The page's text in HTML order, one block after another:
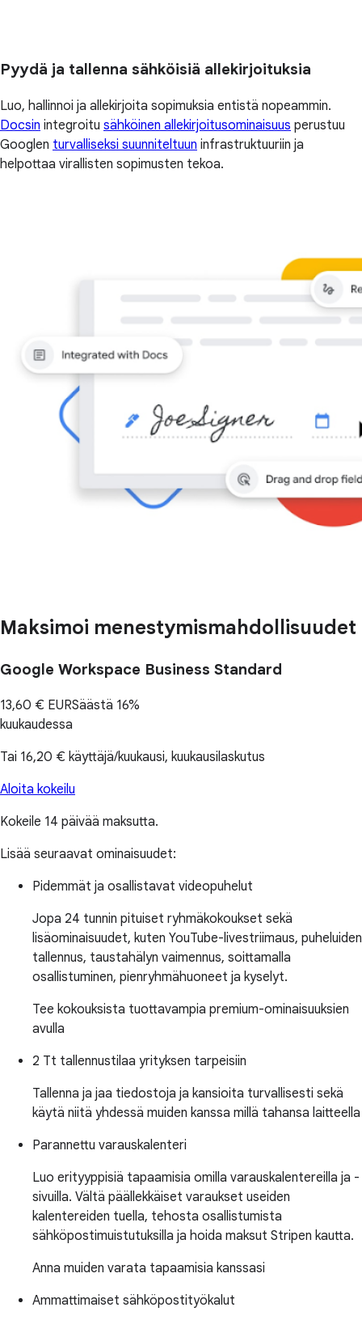
Pyydä ja tallenna sähköisiä allekirjoituksia
Luo, hallinnoi ja allekirjoita sopimuksia entistä nopeammin.
Docsin integroitu sähköinen allekirjoitusominaisuus perustuu
Googlen turvalliseksi suunniteltuun infrastruktuuriin ja
helpottaa virallisten sopimusten tekoa.
Maksimoi menestymismahdollisuudet
Google Workspace Business Standard
13,60 € EURSäästä 16%
kuukaudessa
Tai 16,20 € käyttäjä/kuukausi, kuukausilaskutus
Aloita kokeilu
Kokeile 14 päivää maksutta.
Lisää seuraavat ominaisuudet:
Pidemmät ja osallistavat videopuhelut
Jopa 24 tunnin pituiset ryhmäkokoukset sekä
lisäominaisuudet, kuten YouTube-livestriimaus, puheluiden
tallennus, taustahälyn vaimennus, soittamalla
osallistuminen, pienryhmähuoneet ja kyselyt.
Tee kokouksista tuottavampia premium-ominaisuuksien
avulla
2 Tt tallennustilaa yrityksen tarpeisiin
Tallenna ja jaa tiedostoja ja kansioita turvallisesti sekä
käytä niitä yhdessä muiden kanssa millä tahansa laitteella
Parannettu varauskalenteri
Luo erityyppisiä tapaamisia omilla varauskalentereilla ja -
sivuilla. Vältä päällekkäiset varaukset useiden
kalentereiden tuella, tehosta osallistumista
sähköpostimuistutuksilla ja hoida maksut Stripen kautta.
Anna muiden varata tapaamisia kanssasi
Ammattimaiset sähköpostityökalut